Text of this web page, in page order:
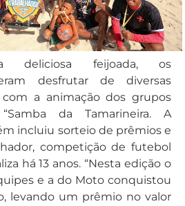
deliciosa feijoada, os
desfrutar de diversas
com a animação dos grupos
da Tamarineira. A
incluiu sorteio de prêmios e
competição de futebol
há 13 anos. “Nesta edição o
e a do Moto conquistou
levando um prêmio no valor